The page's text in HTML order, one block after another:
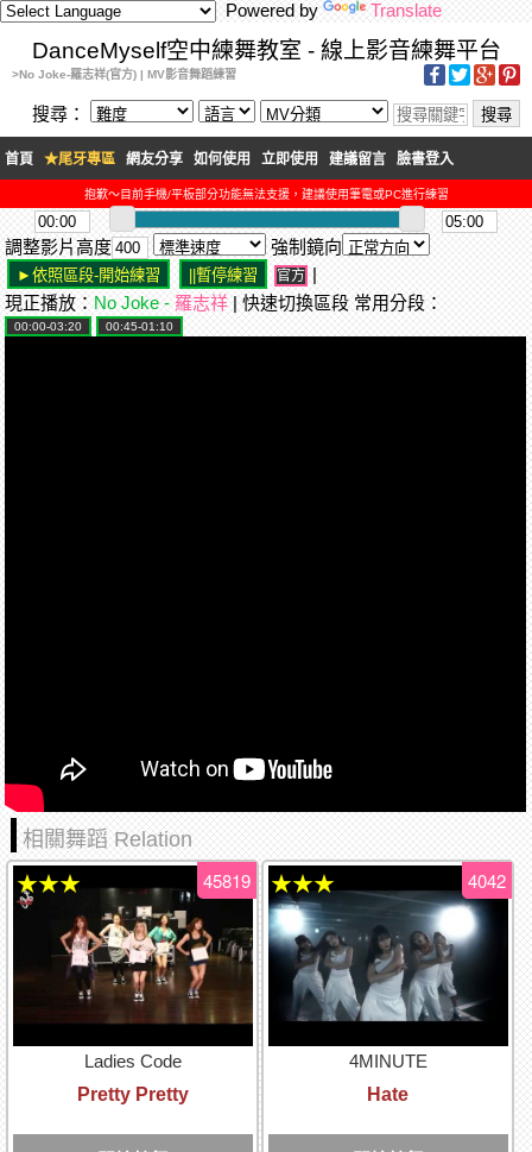
Powered by Translate
DanceMyself空中練舞教室 - 線上影音練舞平台
>No Joke-羅志祥(官方) | MV影音舞蹈練習
搜尋：
首頁 ★尾牙專區 網友分享 如何使用 立即使用 建議留言 臉書登入
抱歉～目前手機/平板部分功能無法支援，建議使用筆電或PC進行練習
調整影片高度 強制鏡向
官方 |
現正播放： No Joke - 羅志祥 | 快速切換區段 常用分段：
相關舞蹈 Relation
Ladies Code
Pretty Pretty
45819
★★★
4MINUTE
Hate
4042
★★★